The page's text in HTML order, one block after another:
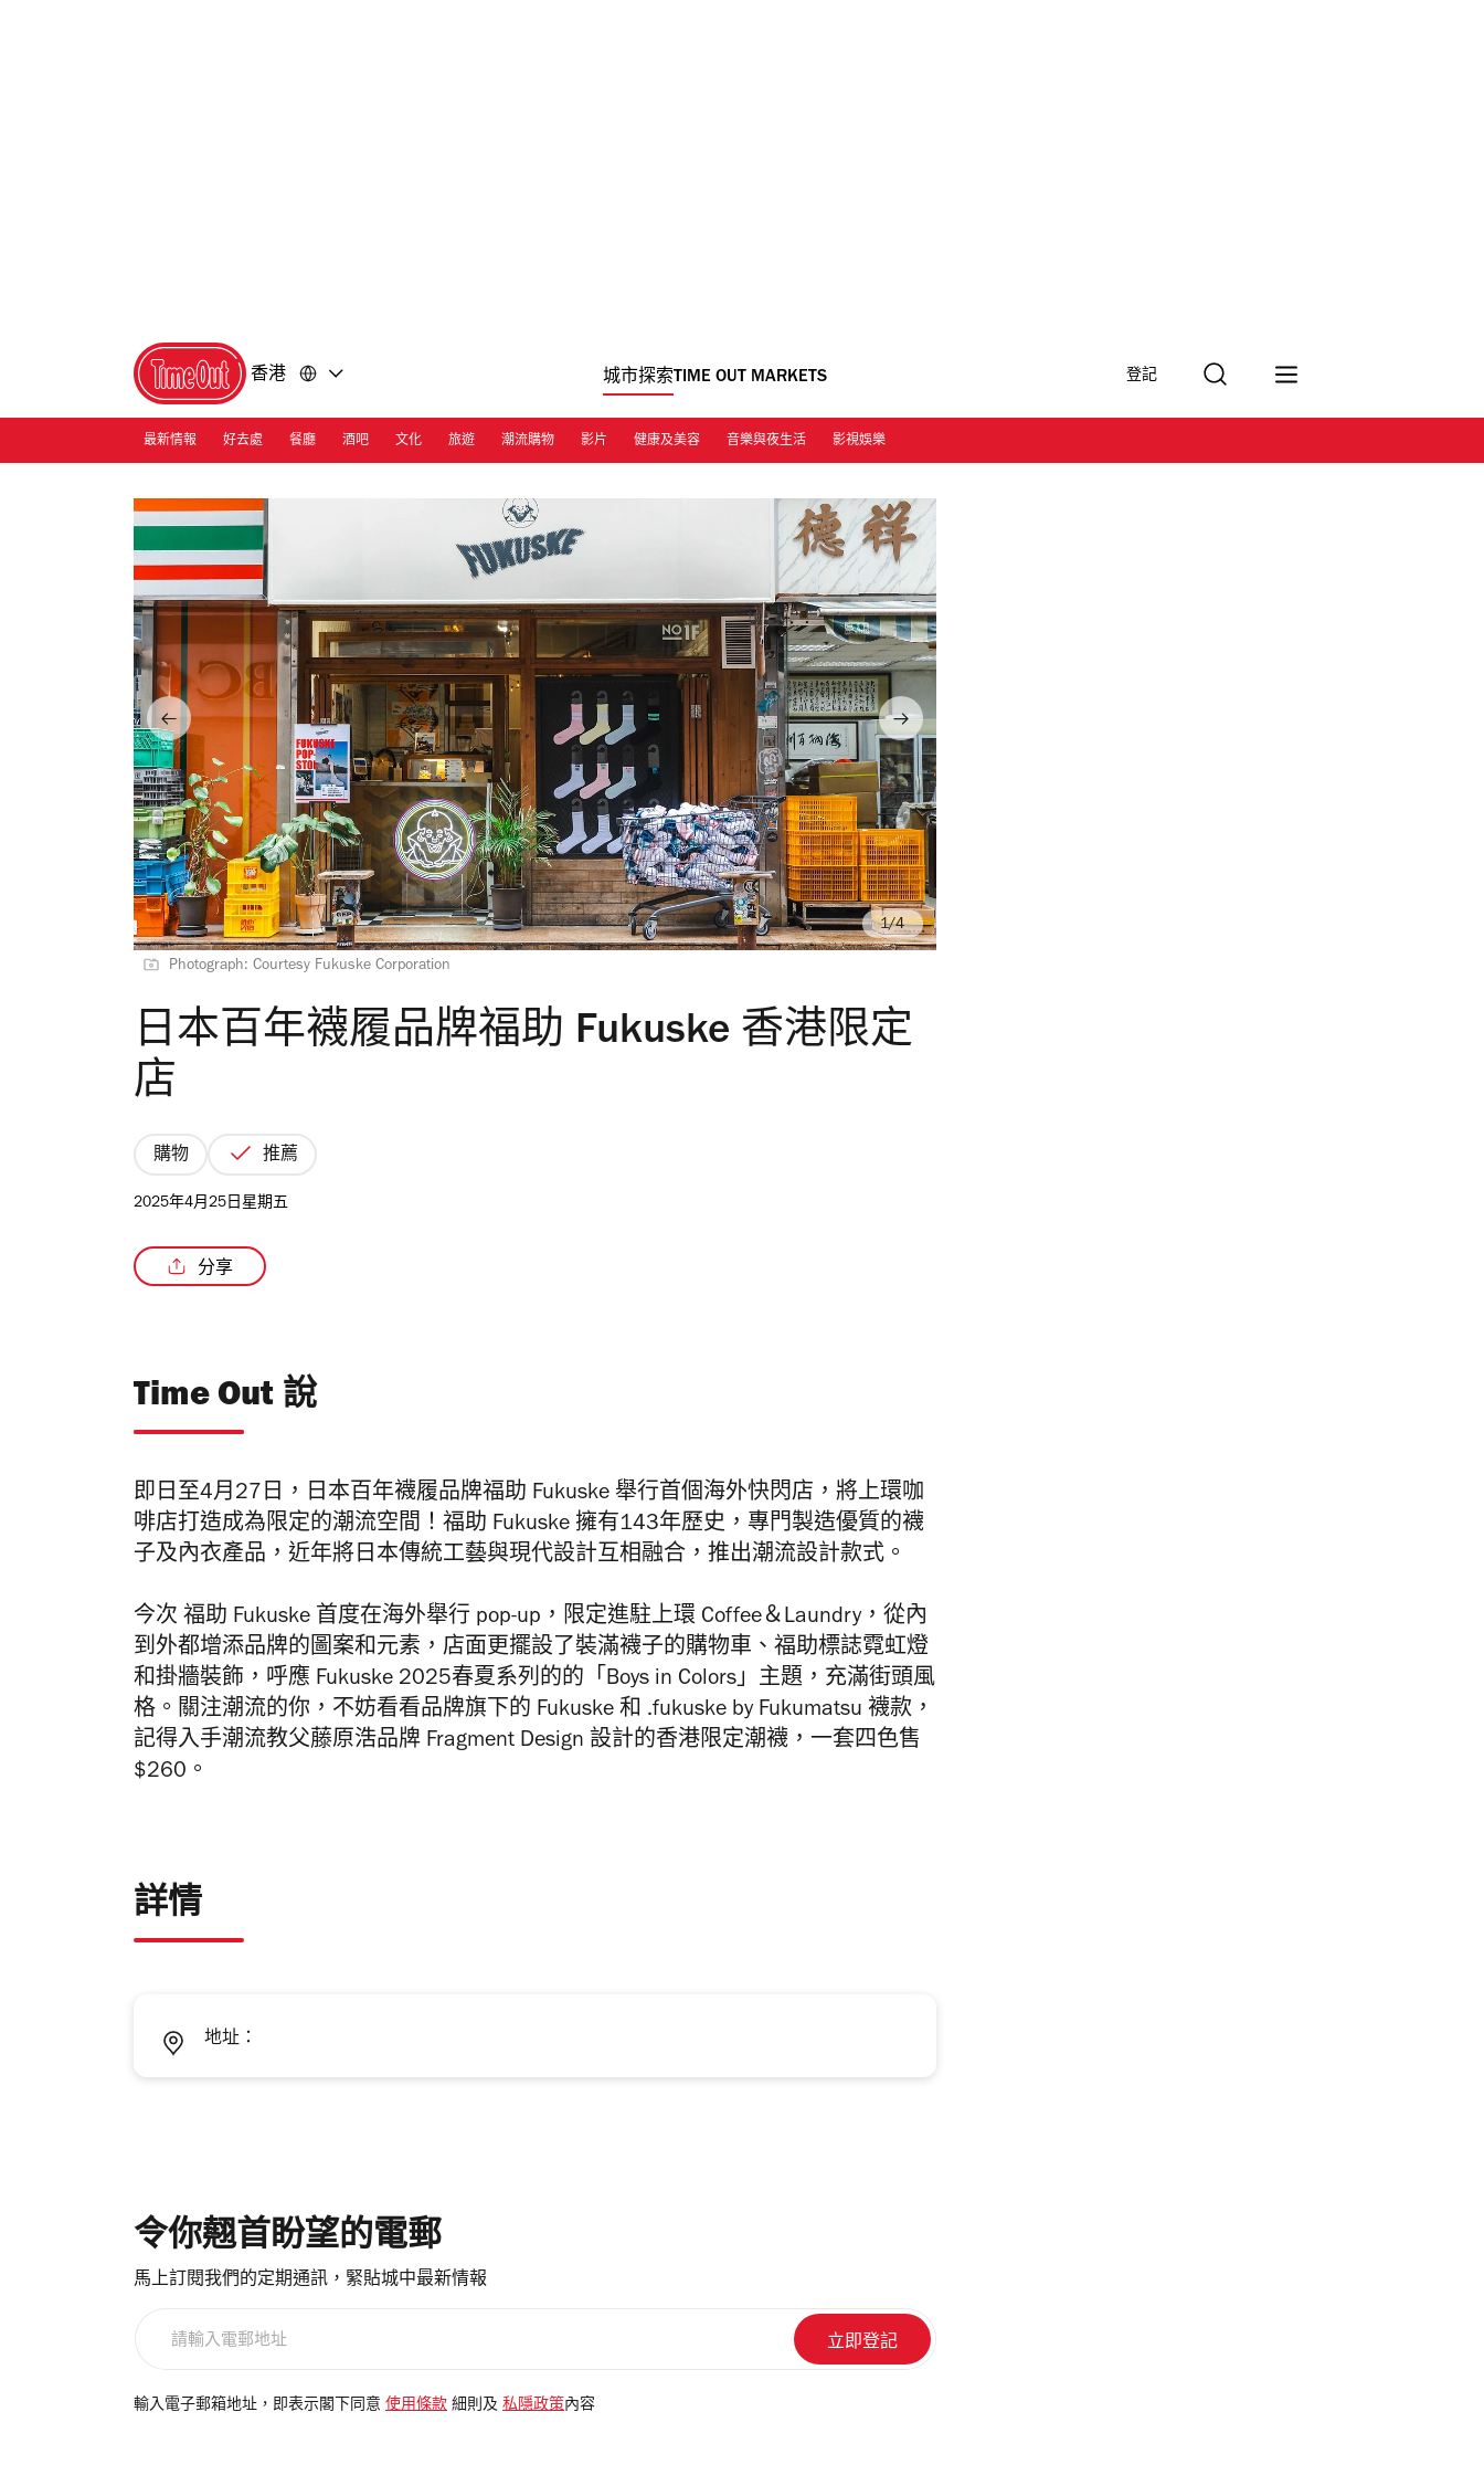
香港 城市探索TIME OUT MARKETS 登記
最新情報 好去處 餐廳 酒吧 文化 旅遊 潮流購物 影片 健康及美容 音樂與夜生活 影視娛樂
Photograph: Courtesy Fukuske Corporation
/4
日本百年襪履品牌福助 Fukuske 香港限定
店
購物 推薦
2025年4月25日星期五
分享
Time Out 說
即日至4月27日，日本百年襪履品牌福助 Fukuske 舉行首個海外快閃店，將上環咖
啡店打造成為限定的潮流空間！福助 Fukuske 擁有143年歷史，專門製造優質的襪
子及內衣產品，近年將日本傳統工藝與現代設計互相融合，推出潮流設計款式。
今次 福助 Fukuske 首度在海外舉行 pop-up，限定進駐上環 Coffee＆Laundry，從內
到外都增添品牌的圖案和元素，店面更擺設了裝滿襪子的購物車、福助標誌霓虹燈
和掛牆裝飾，呼應 Fukuske 2025春夏系列的的「Boys in Colors」主題，充滿街頭風
格。關注潮流的你，不妨看看品牌旗下的 Fukuske 和 .fukuske by Fukumatsu 襪款，
記得入手潮流教父藤原浩品牌 Fragment Design 設計的香港限定潮襪，一套四色售
$260。
詳情
地址：
令你翹首盼望的電郵
馬上訂閱我們的定期通訊，緊貼城中最新情報
電
輸入電子郵箱地址，即表示閣下同意 使用條款 細則及 私隱政策 內容